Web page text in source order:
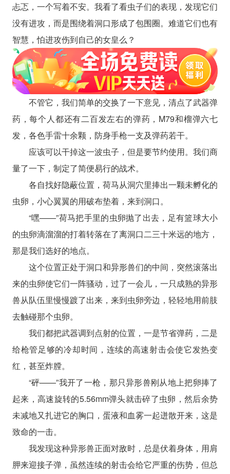
忐忑，一个写着不安。我看了看虫子们的表现，发现它们
没有进攻，而是围绕着洞口形成了包围圈。难道它们也有
智慧，怕进攻伤到自己的女皇么？
不管它，我们简单的交换了一下意见，清点了武器弹
药，每个人都还有二百发左右的弹药，M79和榴弹六七
发，各色手雷十余颗，防身手枪一支及弹药若干。
应该可以干掉这一波虫子，但是要节约使用。我们商
量了一下，制定了简便易行的战术。
各自找好隐蔽位置，荷马从洞穴里捧出一颗未孵化的
虫卵，小心翼翼的用破布垫着，来到洞口。
“嘿——”荷马把手里的虫卵抛了出去，足有篮球大小
的虫卵滴溜溜的打着转落在了离洞口二三十米远的地方，
那是我们选好的地点。
这个位置正处于洞口和异形兽们的中间，突然滚落出
来的虫卵使它们一阵骚动，过了一会儿，一只成熟的异形
兽从队伍里慢慢踱了出来，来到虫卵旁边，轻轻地用前肢
去触碰那个虫卵。
我们都把武器调到点射的位置，一是节省弹药，二是
给枪管足够的冷却时间，连续的高速射击会使它发热变
红，甚至炸膛。
“砰——”我开了一枪，那只异形兽刚从地上把卵捧了
起来，高速旋转的5.56mm弹头就击碎了虫卵，然后余势
未减地又扎进它的胸口，蛋液和血雾一起迸散开来，这是
致命的一击。
我发现这种异形兽正面对敌时，总是伏着身体，用肩
胛来迎接子弹，虽然连续的射击会给它严重的伤势，但总